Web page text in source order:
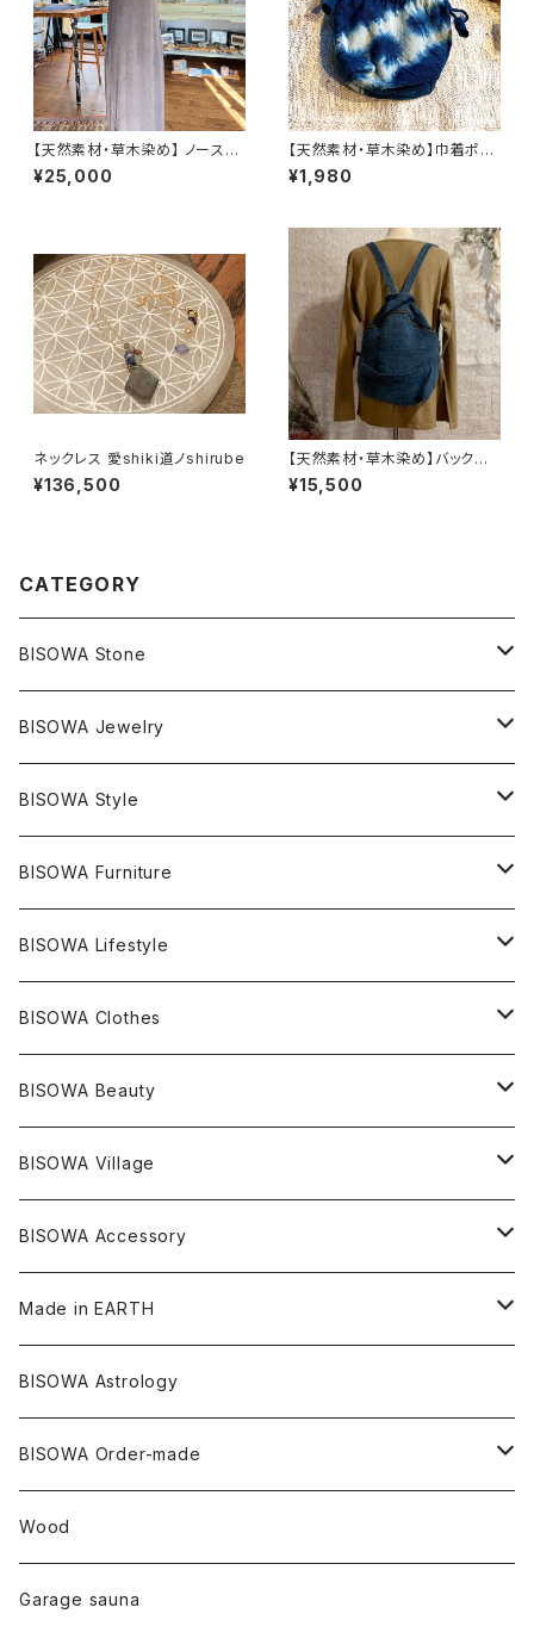
【天然素材・草木染め】 ノースリ
ーブワンピース バンブー
¥25,000
【天然素材・草木染め】巾着ポー
チ ヘンプコットン S
¥1,980
ネックレス 愛shiki道ノshirube
¥136,500
【天然素材・草木染め】バックパッ
ク ワイルドヘンプ 藍染
¥15,500
CATEGORY
BISOWA Stone
マスタークリスタル / 水晶
エレスチャル
ライトニング
ツインソウル
メタモルフォーゼス
クォーツインクォーツ
石の種類別
アメジスト
アクアマリン
デュモルチェライト
タンザナイト
ムーンストーン
産地別
ヒマラヤ
ブラジル
中国
アメリカ
BISOWA Jewelry
ネックレス／ペンダント
宇佐美聖子
絹麻 ~kenma~
ピアス
宇佐美聖子
Others
ブレスレット
宇佐美聖子
Others
リング
サンキャッチャー
ヘアアクセサリー
イヤリング
キーホルダー
BISOWA Style
ONE PIECE
ヘンプ
オーガニックコットン
PANTS
ヘンプ
オーガニックコットン
T-SHIRT
オーガニックコットン
ヘンプコットン
leggings
ヘンプ
オーガニックコットン
Others
ヘンプ
オーガニックコットン
Underwear
BISOWA Furniture
のるすく
BISOWA Lifestyle
Music
宇佐美聖子
Niceness Music
浄化アイテム
Cosmic Hemp 麻炭
セージ
オラクルカード
キャンドル
HAZE 和蝋燭
縁キャンドル
陶器
大蝶恵美子
Tomoko Uemura Art 麻炭陶器
Cosmic hemp
YUGEN GLASS
others
foods
BISOWA Clothes
麻
絹
Others
オーガニックコットン
バンブー
オーガニックフリース
BISOWA Beauty
ヘンプオイル
BISOWA Village
Bisowa Club Room
BISOWA Accessory
ヘアゴム
宇佐美聖子
Made in EARTH
Misakubo Japan
碧-AOI-の松葉天然酵母パン
Uwajima Japan
BISOWA Astrology
BISOWA Order-made
∞Seiko Usami∞
Wood
Garage sauna